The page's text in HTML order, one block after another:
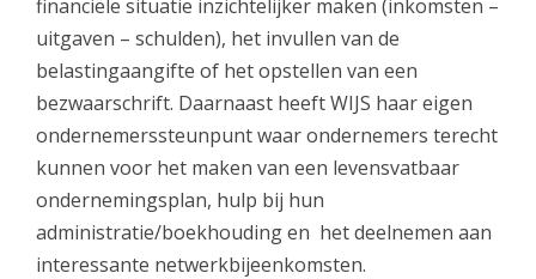
financiële situatie inzichtelijker maken (inkomsten –
uitgaven – schulden), het invullen van de
belastingaangifte of het opstellen van een
bezwaarschrift. Daarnaast heeft WIJS haar eigen
ondernemerssteunpunt waar ondernemers terecht
kunnen voor het maken van een levensvatbaar
ondernemingsplan, hulp bij hun
administratie/boekhouding en het deelnemen aan
interessante netwerkbijeenkomsten.